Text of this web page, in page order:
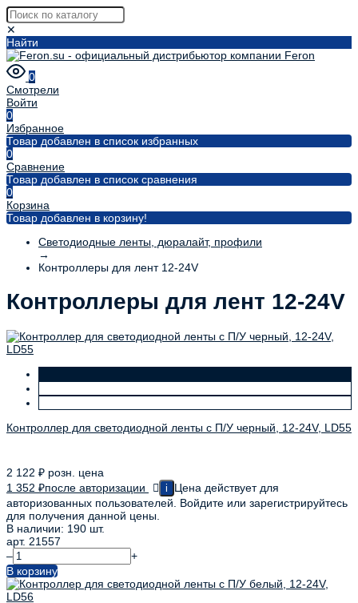
✕
Найти
0
Смотрели
Войти
0
Избранное
Товар добавлен в список избранных
0
Сравнение
Товар добавлен в список сравнения
0
Корзина
Товар добавлен в корзину!
Светодиодные ленты, дюралайт, профили
→
Контроллеры для лент 12-24V
Контроллеры для лент 12-24V
Контроллер для светодиодной ленты с П/У черный, 12-24V, LD55
2 122 ₽ розн. цена
1 352 ₽после авторизации i
Цена действует для
авторизованных пользователей. Войдите или зарегистрируйтесь
для получения данной цены.
В наличии: 190 шт.
арт. 21557
–
+
В корзину